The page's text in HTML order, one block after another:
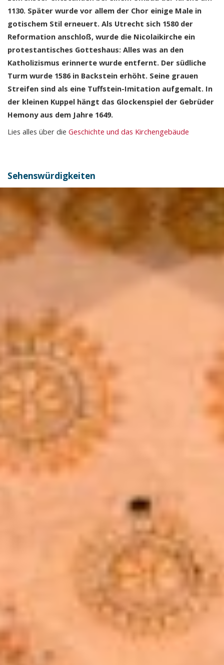
1130. Später wurde vor allem der Chor einige Male in
gotischem Stil erneuert. Als Utrecht sich 1580 der
Reformation anschloß, wurde die Nicolaikirche ein
protestantisches Gotteshaus: Alles was an den
Katholizismus erinnerte wurde entfernt. Der südliche
Turm wurde 1586 in Backstein erhöht. Seine grauen
Streifen sind als eine Tuffstein-Imitation aufgemalt. In
der kleinen Kuppel hängt das Glockenspiel der Gebrüder
Hemony aus dem Jahre 1649.
Lies alles über die Geschichte und das Kirchengebäude
Sehenswürdigkeiten